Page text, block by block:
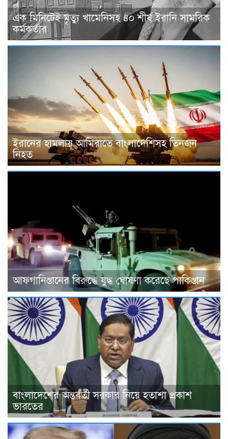
এক মিনিটেই মৃত্যু খামেনিসহ ৪০ শীর্ষ ইরানি সামরিক
কর্মকর্তার
ইরানের হামলায় আমিরাতে বাংলাদেশিসহ তিনজন
নিহত
আফগানিস্তানের বিরুদ্ধে যুদ্ধ ঘোষণা করেছে পাকিস্তান
বাংলাদেশের অন্তর্বর্তী সরকার নিয়ে হতাশা প্রকাশ
ভারতের